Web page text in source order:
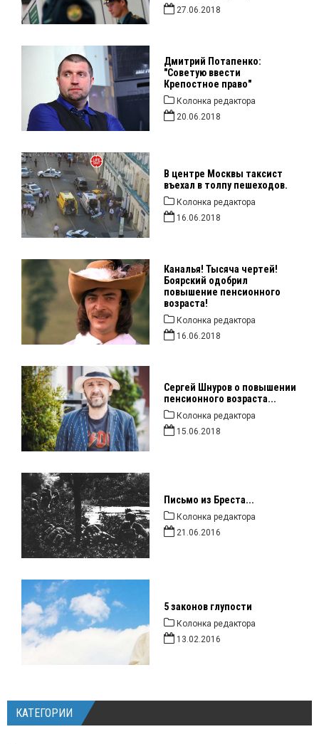
27.06.2018
Дмитрий Потапенко:
"Советую ввести
Крепостное право"
Колонка редактора
20.06.2018
В центре Москвы таксист
въехал в толпу пешеходов.
Колонка редактора
16.06.2018
Каналья! Тысяча чертей!
Боярский одобрил
повышение пенсионного
возраста!
Колонка редактора
16.06.2018
Сергей Шнуров о повышении
пенсионного возраста...
Колонка редактора
15.06.2018
Письмо из Бреста...
Колонка редактора
21.06.2016
5 законов глупости
Колонка редактора
13.02.2016
КАТЕГОРИИ